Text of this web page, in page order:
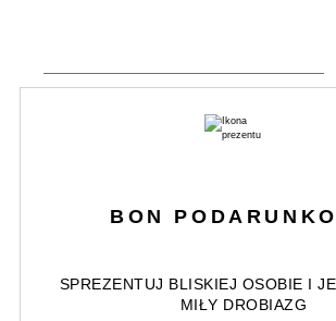
BON
SPREZENTUJ BLISKIEJ OSOBIE I
MIŁY DROBIAZG